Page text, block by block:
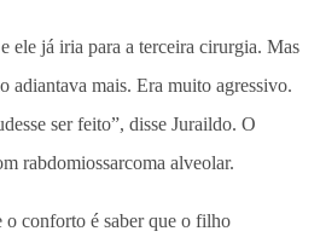
ele já iria para a terceira cirurgia. Mas
adiantava mais. Era muito agressivo.
ser feito”, disse Juraildo. O
rabdomiossarcoma alveolar.
o conforto é saber que o filho